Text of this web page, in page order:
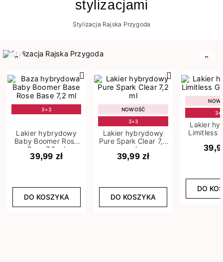
stylizacjami
Stylizacja Rajska Przygoda
3+3
Lakier hybrydowy
Baby Boomer Rose
Base 7,2 ml
39,99 zł
DO KOSZYKA
NOWOŚĆ
3+3
Lakier hybrydowy
Pure Spark Clear 7,2
ml
39,99 zł
DO KOSZYKA
Lakier
Limitless
DO